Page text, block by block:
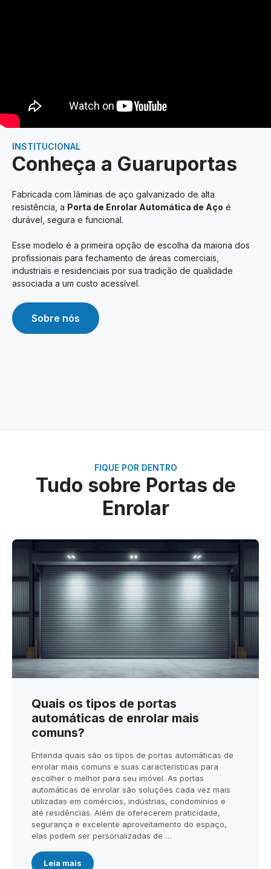
INSTITUCIONAL
Conheça a Guaruportas
Fabricada com lâminas de aço galvanizado de alta
resistência, a Porta de Enrolar Automática de Aço é
durável, segura e funcional.
Esse modelo é a primeira opção de escolha da maioria dos
profissionais para fechamento de áreas comerciais,
industriais e residenciais por sua tradição de qualidade
associada a um custo acessível.
Sobre nós
FIQUE POR DENTRO
Tudo sobre Portas de
Enrolar
Quais os tipos de portas
automáticas de enrolar mais
comuns?
Entenda quais são os tipos de portas automáticas de
enrolar mais comuns e suas características para
escolher o melhor para seu imóvel. As portas
automáticas de enrolar são soluções cada vez mais
utilizadas em comércios, indústrias, condomínios e
até residências. Além de oferecerem praticidade,
segurança e excelente aproveitamento do espaço,
elas podem ser personalizadas de …
Leia mais